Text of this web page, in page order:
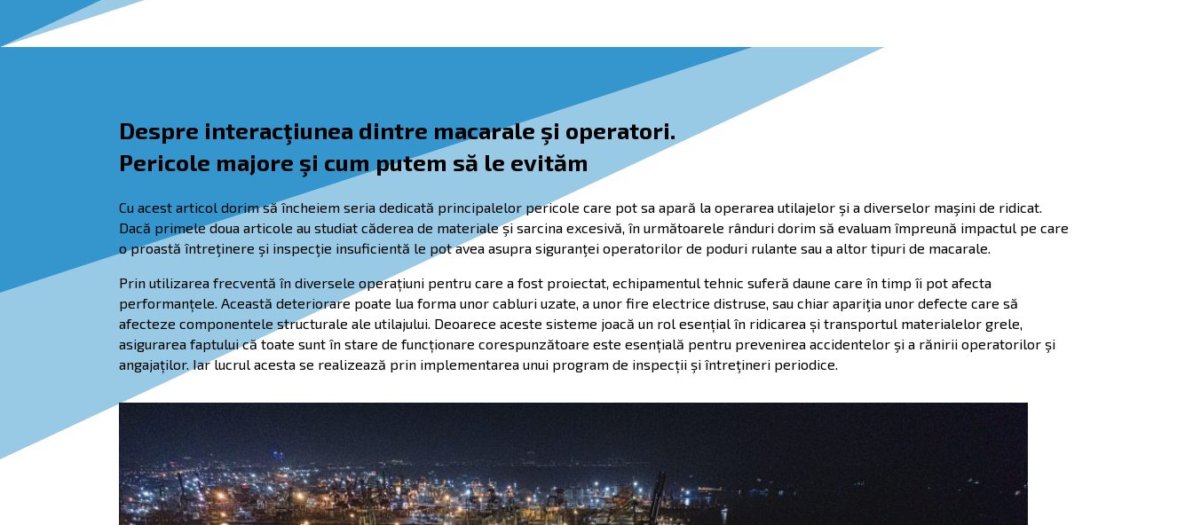
Despre interacţiunea dintre macarale şi operatori.
Pericole majore şi cum putem să le evităm
Cu acest articol dorim să încheiem seria dedicată principalelor pericole care pot sa apară la operarea utilajelor şi a diverselor maşini de ridicat.
Dacă primele doua articole au studiat căderea de materiale şi sarcina excesivă, în următoarele rânduri dorim să evaluam împreună impactul pe care
o proastă întreţinere şi inspecţie insuficientă le pot avea asupra siguranţei operatorilor de poduri rulante sau a altor tipuri de macarale.
Prin utilizarea frecventă în diversele operațiuni pentru care a fost proiectat, echipamentul tehnic suferă daune care în timp îi pot afecta
performanțele. Această deteriorare poate lua forma unor cabluri uzate, a unor fire electrice distruse, sau chiar apariţia unor defecte care să
afecteze componentele structurale ale utilajului. Deoarece aceste sisteme joacă un rol esențial în ridicarea și transportul materialelor grele,
asigurarea faptului că toate sunt în stare de funcționare corespunzătoare este esențială pentru prevenirea accidentelor şi a rănirii operatorilor şi
angajaților. Iar lucrul acesta se realizează prin implementarea unui program de inspecții şi întreţineri periodice.